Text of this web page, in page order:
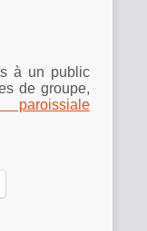
à un public
de groupe,
paroissiale